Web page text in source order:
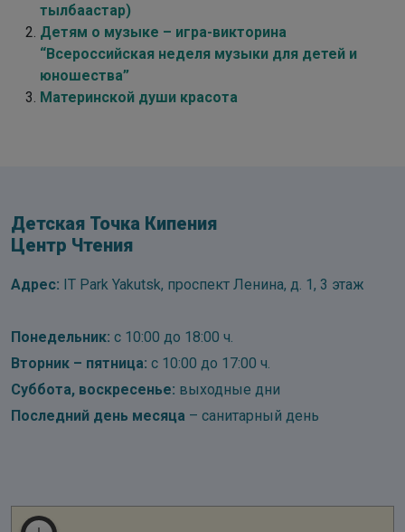
тылбаастар)
Детям о музыке – игра-викторина
“Всероссийская неделя музыки для детей и
юношества”
Материнской души красота
Детская Точка Кипения
Центр Чтения
Адрес: IT Park Yakutsk, проспект Ленина, д. 1, 3 этаж
Понедельник: с 10:00 до 18:00 ч.
Вторник – пятница: с 10:00 до 17:00 ч.
Суббота, воскресенье: выходные дни
Последний день месяца – санитарный день